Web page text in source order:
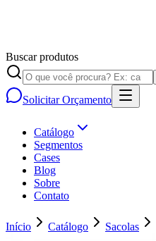
Buscar produtos
Solicitar Orçamento
Catálogo
Segmentos
Cases
Blog
Sobre
Contato
Início Catálogo Sacolas